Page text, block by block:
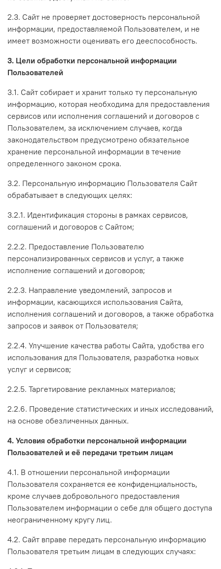
2.3. Сайт не проверяет достоверность персональной
информации, предоставляемой Пользователем, и не
имеет возможности оценивать его дееспособность.
3. Цели обработки персональной информации
Пользователей
3.1. Сайт собирает и хранит только ту персональную
информацию, которая необходима для предоставления
сервисов или исполнения соглашений и договоров с
Пользователем, за исключением случаев, когда
законодательством предусмотрено обязательное
хранение персональной информации в течение
определенного законом срока.
3.2. Персональную информацию Пользователя Сайт
обрабатывает в следующих целях:
3.2.1. Идентификация стороны в рамках сервисов,
соглашений и договоров с Сайтом;
2.2.2. Предоставление Пользователю
персонализированных сервисов и услуг, а также
исполнение соглашений и договоров;
2.2.3. Направление уведомлений, запросов и
информации, касающихся использования Сайта,
исполнения соглашений и договоров, а также обработка
запросов и заявок от Пользователя;
2.2.4. Улучшение качества работы Сайта, удобства его
использования для Пользователя, разработка новых
услуг и сервисов;
2.2.5. Таргетирование рекламных материалов;
2.2.6. Проведение статистических и иных исследований,
на основе обезличенных данных.
4. Условия обработки персональной информации
Пользователей и её передачи третьим лицам
4.1. В отношении персональной информации
Пользователя сохраняется ее конфиденциальность,
кроме случаев добровольного предоставления
Пользователем информации о себе для общего доступа
неограниченному кругу лиц.
4.2. Сайт вправе передать персональную информацию
Пользователя третьим лицам в следующих случаях: